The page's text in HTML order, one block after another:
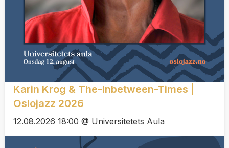
Karin Krog & The-Inbetween-Times |
Oslojazz 2026
12.08.2026 18:00 @ Universitetets Aula